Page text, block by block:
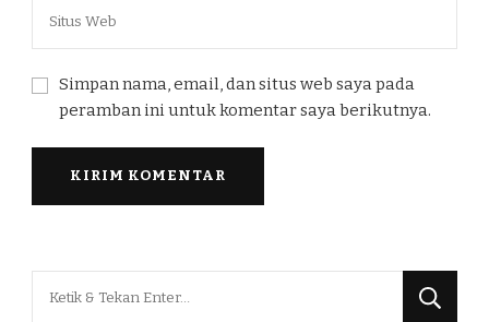
Simpan nama, email, dan situs web saya pada
peramban ini untuk komentar saya berikutnya.
Mencari